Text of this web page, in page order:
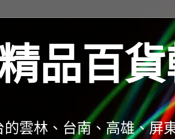
品百
雲林、台南、高雄、